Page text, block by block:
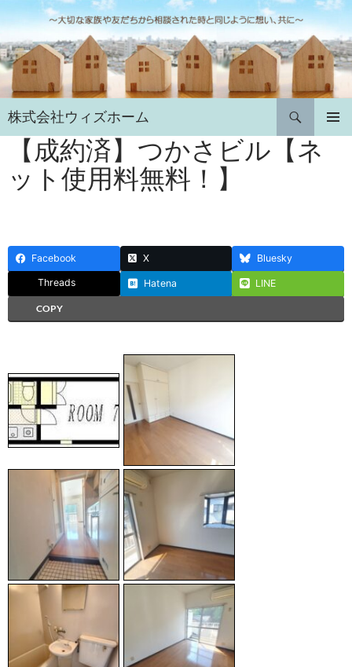
ン
テ
ン
ツ
へ
ス
キ
株式会社ウィズホーム
検
索
メインメ
ニュー
【成約済】つかさビル【ネ
ット使用料無料！】
Facebook X Bluesky
Threads Hatena LINE
COPY